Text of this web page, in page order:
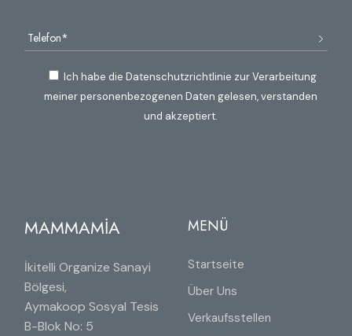
Ich habe die Datenschutzrichtlinie zur Verarbeitung
meiner personenbezogenen Daten gelesen, verstanden
und akzeptiert.
MAMMAMİA
İkitelli Organize Sanayi
Bölgesi,
Aymakoop Sosyal Tesis
B-Blok No: 5
MENÜ
Startseite
Über Uns
Verkaufsstellen